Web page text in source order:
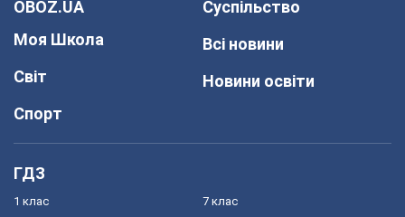
OBOZ.UA
Моя Школа
Світ
Спорт
Суспільство
Всі новини
Новини освіти
ГДЗ
1 клас 7 клас